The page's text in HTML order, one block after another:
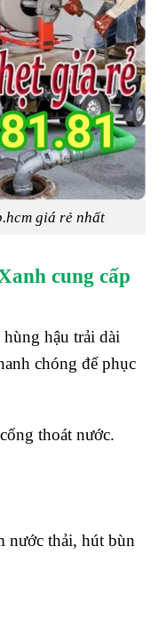
giá rẻ nhất
cung cấp
hậu trải dài
chóng để phục
thoát nước.
nước thải, hút bùn